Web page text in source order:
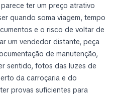
ter um preço atrativo
quando soma viagem, tempo
e o risco de voltar de
um vendedor distante, peça
de manutenção,
sentido, fotos das luzes de
da carroçaria e do
provas suficientes para